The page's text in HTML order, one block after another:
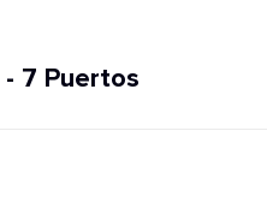
- 7 Puertos